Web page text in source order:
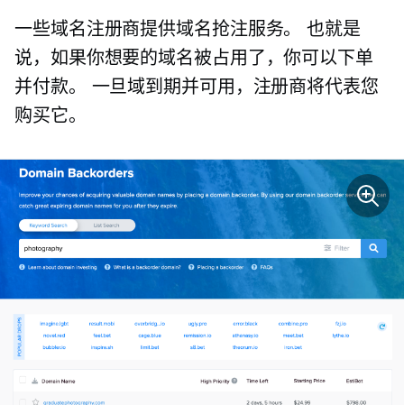
一些域名注册商提供域名抢注服务。 也就是
说，如果你想要的域名被占用了，你可以下单
并付款。 一旦域到期并可用，注册商将代表您
购买它。